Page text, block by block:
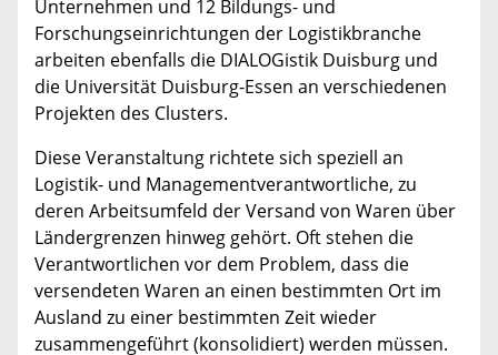
Unternehmen und 12 Bildungs- und
Forschungseinrichtungen der Logistikbranche
arbeiten ebenfalls die DIALOGistik Duisburg und
die Universität Duisburg-Essen an verschiedenen
Projekten des Clusters.
Diese Veranstaltung richtete sich speziell an
Logistik- und Managementverantwortliche, zu
deren Arbeitsumfeld der Versand von Waren über
Ländergrenzen hinweg gehört. Oft stehen die
Verantwortlichen vor dem Problem, dass die
versendeten Waren an einen bestimmten Ort im
Ausland zu einer bestimmten Zeit wieder
zusammengeführt (konsolidiert) werden müssen.